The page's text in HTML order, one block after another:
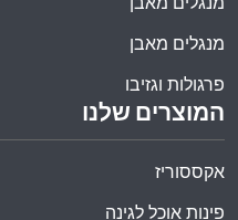
המוצרים שלנו
אקססוריז
פינות אוכל לגינה
מנגלים מאבן
פרגולות וגזיבו